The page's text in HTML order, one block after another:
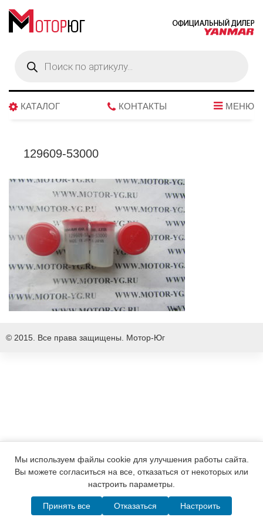
товаров
КАТАЛОГ КОНТАКТЫ МЕНЮ
129609-53000
© 2015. Все права защищены. Мотор-Юг
Написать в MAX Telegram WhatsApp Позвонить
Мы используем файлы cookie для улучшения работы сайта.
Вы можете согласиться на все, отказаться от некоторых или
настроить параметры.
Принять все Отказаться Настроить